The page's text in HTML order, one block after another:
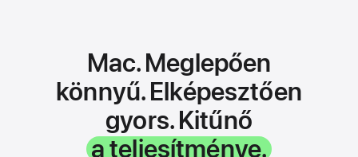
Mac. Meglepően
könnyű. Elképesztően
gyors. Kitűnő
a teljesítménye.